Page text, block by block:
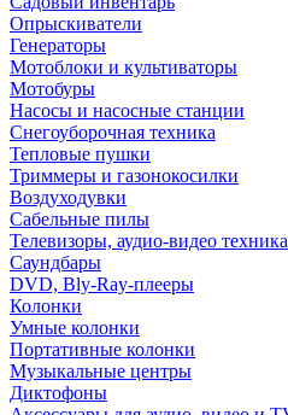
Опрыскиватели
Генераторы
Мотоблоки и культиваторы
Мотобуры
Насосы и насосные станции
Снегоуборочная техника
Тепловые пушки
Триммеры и газонокосилки
Воздуходувки
Сабельные пилы
Телевизоры, аудио-видео техника
Саундбары
DVD, Bly-Ray-плееры
Колонки
Умные колонки
Портативные колонки
Музыкальные центры
Диктофоны